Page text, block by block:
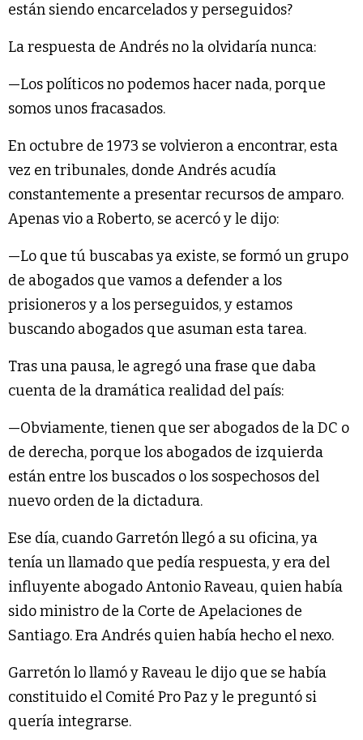
están siendo encarcelados y perseguidos?
La respuesta de Andrés no la olvidaría nunca:
—Los políticos no podemos hacer nada, porque
somos unos fracasados.
En octubre de 1973 se volvieron a encontrar, esta
vez en tribunales, donde Andrés acudía
constantemente a presentar recursos de amparo.
Apenas vio a Roberto, se acercó y le dijo:
—Lo que tú buscabas ya existe, se formó un grupo
de abogados que vamos a defender a los
prisioneros y a los perseguidos, y estamos
buscando abogados que asuman esta tarea.
Tras una pausa, le agregó una frase que daba
cuenta de la dramática realidad del país:
—Obviamente, tienen que ser abogados de la DC o
de derecha, porque los abogados de izquierda
están entre los buscados o los sospechosos del
nuevo orden de la dictadura.
Ese día, cuando Garretón llegó a su oficina, ya
tenía un llamado que pedía respuesta, y era del
influyente abogado Antonio Raveau, quien había
sido ministro de la Corte de Apelaciones de
Santiago. Era Andrés quien había hecho el nexo.
Garretón lo llamó y Raveau le dijo que se había
constituido el Comité Pro Paz y le preguntó si
quería integrarse.